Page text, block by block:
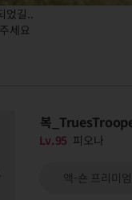
었길..
세요
복
Lv.95 피오나
액-숀 프리미엄